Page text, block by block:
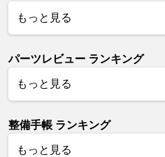
もっと見る
パーツレビュー ランキング
もっと見る
整備手帳 ランキング
もっと見る